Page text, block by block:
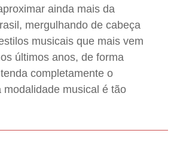
ainda mais da
mergulhando de cabeça
musicais que mais vem
últimos anos, de forma
completamente o
modalidade musical é tão